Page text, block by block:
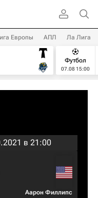
Европы АПЛ Ла Лига
Футбол
07.08 15:00
в 21:00
Аарон Филлипс